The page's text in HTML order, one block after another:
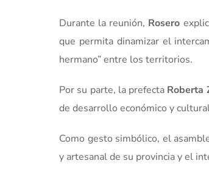
Durante la reunión, Rosero
que permita dinamizar el
hermano” entre los territorios.
Por su parte, la prefecta Roberta
de desarrollo económico y
Como gesto simbólico, el
y artesanal de su provincia y el